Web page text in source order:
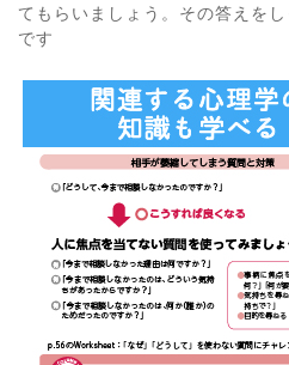
てもらいましょう。その答えを
です